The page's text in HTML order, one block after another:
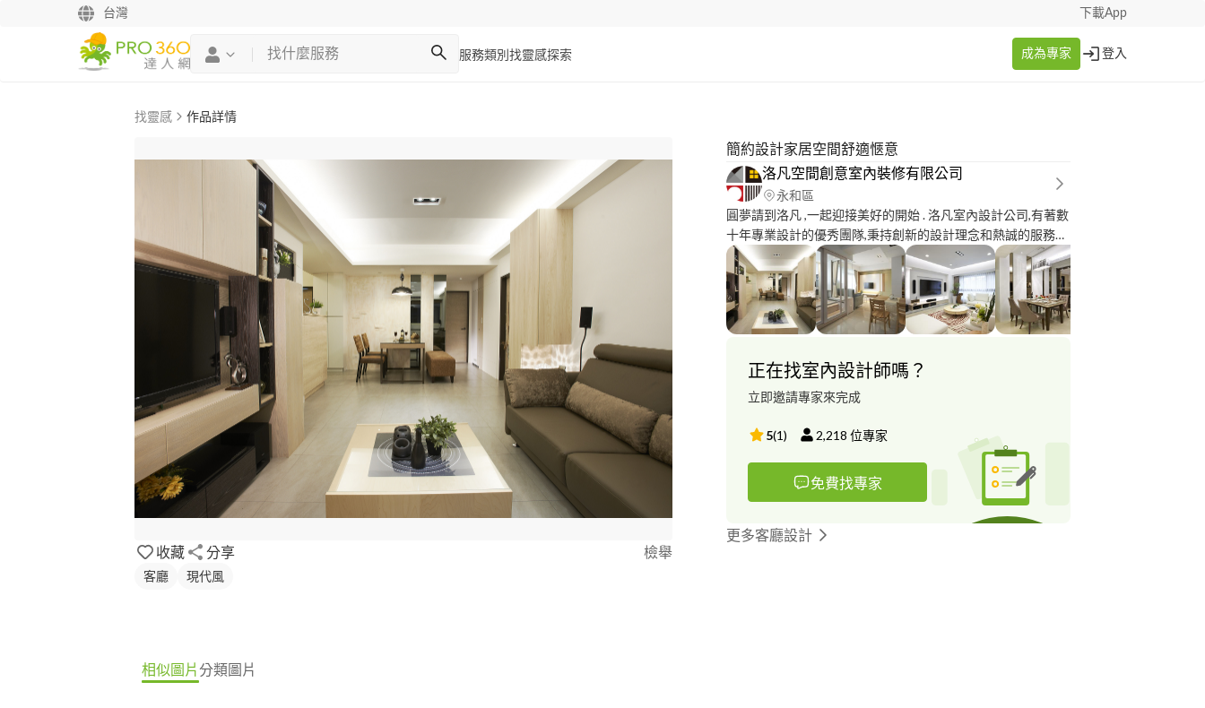
台灣 下載App
服務類別 找靈感探索 成為專家 登入
找靈感 作品詳情
收藏 分享 檢舉
客廳 現代風
簡約設計家居空間舒適愜意
洛凡空間創意室內裝修有限公司
永和區
圓夢請到洛凡 ,一起迎接美好的開始 . 洛凡室內設計公司,有著數
十年專業設計的優秀團隊,秉持創新的設計理念和熱誠的服務態
度,要求完美的建材品質與嚴謹的施工品質,並且展現業主的生活
風格,多元化的統整需求,描繪出恰如其分的居住質感氛圍. 室內
設計規劃/舊屋翻新/小套房/預售屋規劃/驗屋/系統櫃/挑高住
宅/設計/分享專業務實經驗與心得、堅持誠信第一、服務至
上、提供優質化服務、責任施工品質保證。諮詢/施工 客服專
正在找室內設計師嗎？
立即邀請專家來完成
5(1) 2,218 位專家
免費找專家
更多客廳設計
相似圖片分類圖片